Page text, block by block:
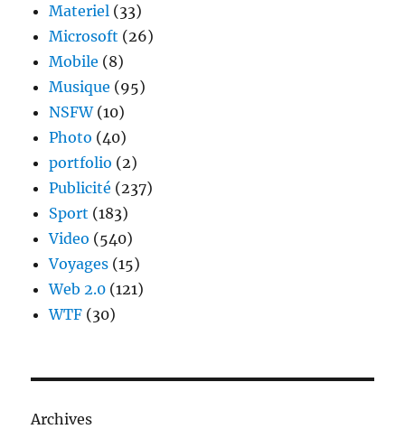
Materiel (33)
Microsoft (26)
Mobile (8)
Musique (95)
NSFW(10)
Photo (40)
portfolio (2)
Publicité (237)
Sport (183)
Video (540)
Voyages (15)
Web 2.0 (121)
WTF (30)
Archives